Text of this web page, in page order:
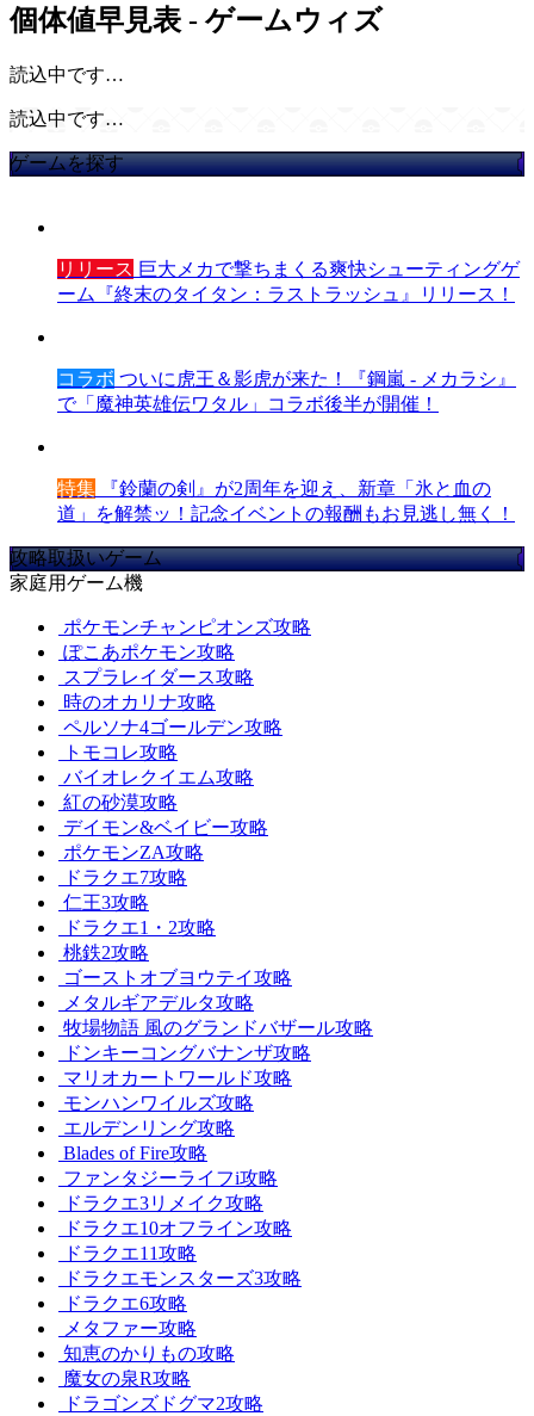
個体値早見表 - ゲームウィズ
読込中です…
読込中です…
ゲームを探す
リリース 巨大メカで撃ちまくる爽快シューティングゲ
ーム『終末のタイタン：ラストラッシュ』リリース！
コラボ ついに虎王＆影虎が来た！『鋼嵐 - メカラシ』
で「魔神英雄伝ワタル」コラボ後半が開催！
特集 『鈴蘭の剣』が2周年を迎え、新章「氷と血の
道」を解禁ッ！記念イベントの報酬もお見逃し無く！
攻略取扱いゲーム
家庭用ゲーム機
ポケモンチャンピオンズ攻略
ぽこあポケモン攻略
スプラレイダース攻略
時のオカリナ攻略
ペルソナ4ゴールデン攻略
トモコレ攻略
バイオレクイエム攻略
紅の砂漠攻略
デイモン&ベイビー攻略
ポケモンZA攻略
ドラクエ7攻略
仁王3攻略
ドラクエ1・2攻略
桃鉄2攻略
ゴーストオブヨウテイ攻略
メタルギアデルタ攻略
牧場物語 風のグランドバザール攻略
ドンキーコングバナンザ攻略
マリオカートワールド攻略
モンハンワイルズ攻略
エルデンリング攻略
Blades of Fire攻略
ファンタジーライフi攻略
ドラクエ3リメイク攻略
ドラクエ10オフライン攻略
ドラクエ11攻略
ドラクエモンスターズ3攻略
ドラクエ6攻略
メタファー攻略
知恵のかりもの攻略
魔女の泉R攻略
ドラゴンズドグマ2攻略